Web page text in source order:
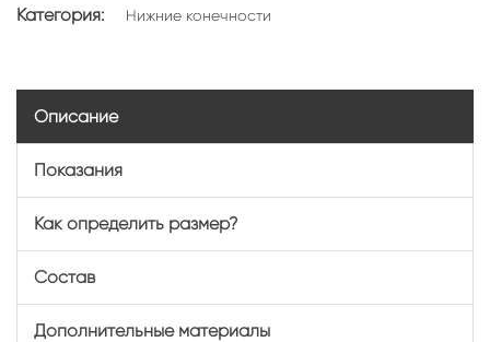
Категория: Нижние конечности
Описание
Показания
Как определить размер?
Состав
Дополнительные материалы